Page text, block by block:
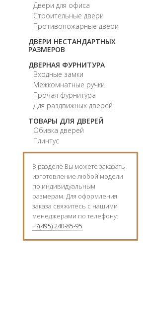
Двери для офиса
Строительные двери
Противопожарные двери
ДВЕРИ НЕСТАНДАРТНЫХ
РАЗМЕРОВ
ДВЕРНАЯ ФУРНИТУРА
Входные замки
Межкомнатные ручки
Прочая фурнитура
Для раздвижных дверей
ТОВАРЫ ДЛЯ ДВЕРЕЙ
Обивка дверей
Плинтус
В разделе Вы можете заказать
изготовление любой модели
по индивидуальным
размерам. Для оформления
заказа свяжитесь с нашими
менеджерами по телефону:
+7(495) 240-85-95